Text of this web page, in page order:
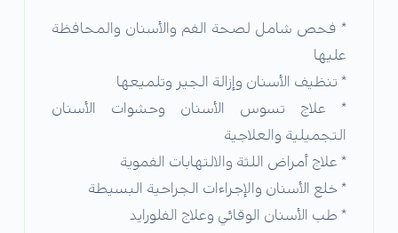
* فحص شامل لصحة الفم والأسنان والمحافظة
عليها
* تنظيف الأسنان وإزالة الجير وتلميعها
* علاج تسوس الأسنان وحشوات الأسنان
التجميلية والعلاجية
* علاج أمراض اللثة والالتهابات الفموية
* خلع الأسنان والإجراءات الجراحية البسيطة
* طب الأسنان الوقائي وعلاج الفلورايد